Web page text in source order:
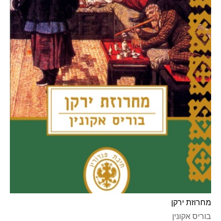
מחרוזת ירקן
בוריס אקונין